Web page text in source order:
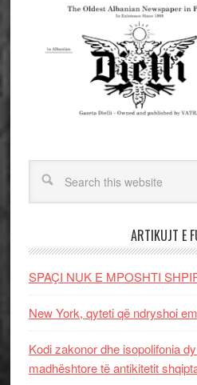
ARTIKUJT E
SPAÇI NUK E MPOSHTI
New York, qyteti që ndryshoi
Kodi zakonor dhe isopolifonia
madhështore të antikitetit